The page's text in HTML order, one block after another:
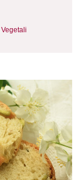
Vegetali